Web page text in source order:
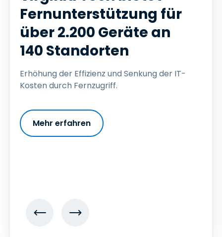
Fernunterstützung für
über 2.200 Geräte an
140 Standorten
Erhöhung der Effizienz und Senkung der IT-
Kosten durch Fernzugriff.
Mehr erfahren